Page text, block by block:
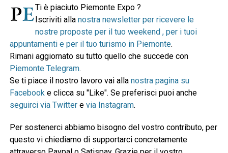
Ti è piaciuto Piemonte Expo ?
Iscriviti alla nostra newsletter per ricevere le
nostre proposte per il tuo weekend , per i tuoi
appuntamenti e per il tuo turismo in Piemonte.
Rimani aggiornato su tutto quello che succede con
Piemonte Telegram.
Se ti piace il nostro lavoro vai alla nostra pagina su
Facebooke clicca su "Like". Se preferisci puoi anche
seguirci via Twittere via Instagram.
Per sostenerci abbiamo bisogno del vostro contributo, per
questo vi chiediamo di supportarci concretamente